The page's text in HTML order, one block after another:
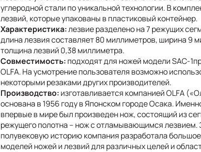
углеродной стали по уникальной технологии. В
лезвий, которые упакованы в пластиковый контейнер.
Характеристика:лезвие разделено на 7 режущих
длина лезвия составляет 80 миллиметров, ширина 9
толщина лезвий 0,38 миллиметра.
Совместимость: подходят для ножей модели SAC-
OLFA. На усмотрение пользователя возможно
некоторыми резаками других производителей.
Производство: изготавливается компанией OLFA
основана в 1956 году в Японском городе Осака.
впервые в мире был произведен нож, состоящий из
режущего полотна – нож с отламывающимся лезвием.
полувековую историю компания разработала
моделей ножей и лезвий для различных целей и